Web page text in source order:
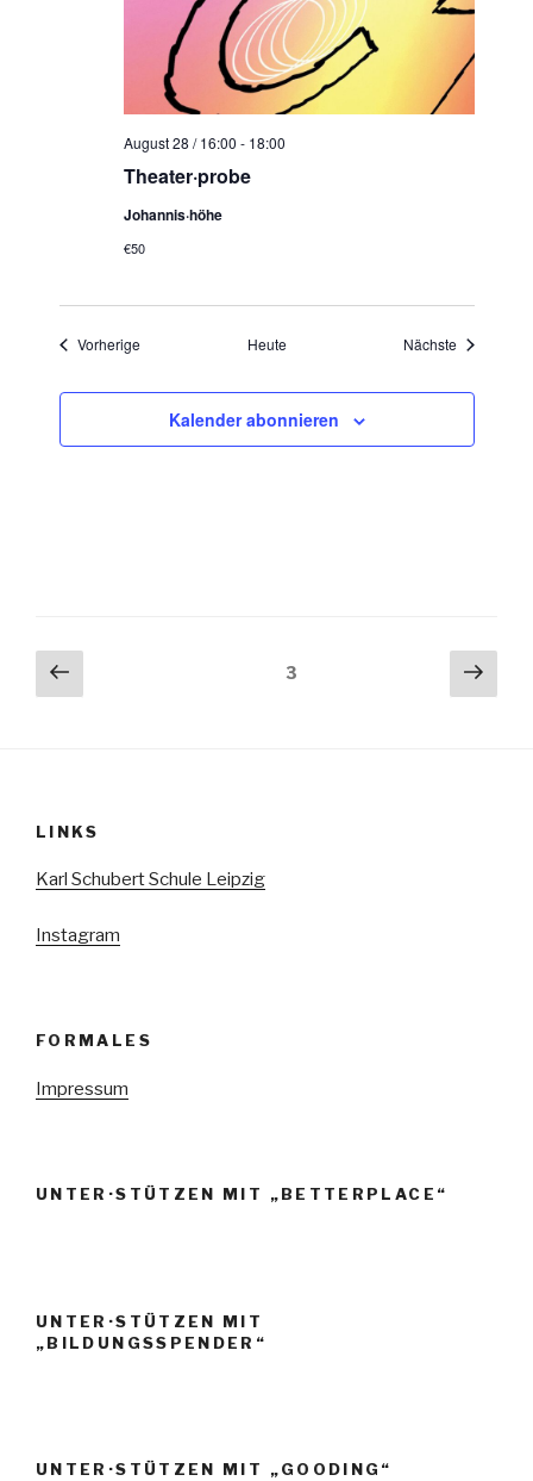
Theater·probe
August 28 / 16:00 - 18:00
Johannis·höhe
€50
VorherigeVeranstaltungen Heute Nächste
Kalender abonnieren
Seitennummerierung
der
Vorherige
Seite
Seite3
LINKS
Karl Schubert Schule Leipzig
Instagram
FORMALES
Impressum
UNTER·STÜTZEN MIT „BETTERPLACE“
UNTER·STÜTZEN MIT
„BILDUNGSSPENDER“
UNTER·STÜTZEN MIT „GOODING“